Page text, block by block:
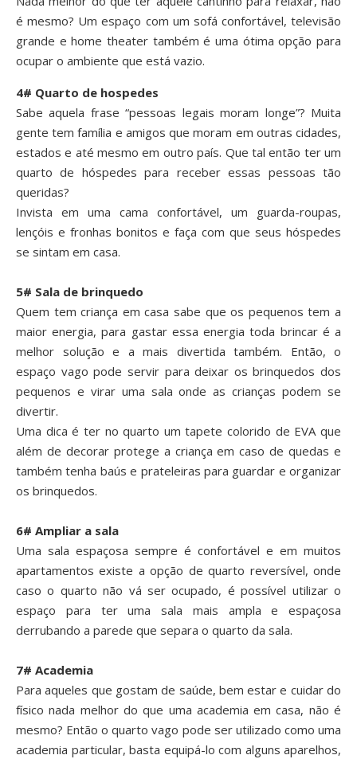
é mesmo? Um espaço com um sofá confortável, televisão
grande e home theater também é uma ótima opção para
ocupar o ambiente que está vazio.
4# Quarto de hospedes
Sabe aquela frase “pessoas legais moram longe”? Muita
gente tem família e amigos que moram em outras cidades,
estados e até mesmo em outro país. Que tal então ter um
quarto de hóspedes para receber essas pessoas tão
queridas?
Invista em uma cama confortável, um guarda-roupas,
lençóis e fronhas bonitos e faça com que seus hóspedes
se sintam em casa.
5# Sala de brinquedo
Quem tem criança em casa sabe que os pequenos tem a
maior energia, para gastar essa energia toda brincar é a
melhor solução e a mais divertida também. Então, o
espaço vago pode servir para deixar os brinquedos dos
pequenos e virar uma sala onde as crianças podem se
divertir.
Uma dica é ter no quarto um tapete colorido de EVA que
além de decorar protege a criança em caso de quedas e
também tenha baús e prateleiras para guardar e organizar
os brinquedos.
6# Ampliar a sala
Uma sala espaçosa sempre é confortável e em muitos
apartamentos existe a opção de quarto reversível, onde
caso o quarto não vá ser ocupado, é possível utilizar o
espaço para ter uma sala mais ampla e espaçosa
derrubando a parede que separa o quarto da sala.
7# Academia
Para aqueles que gostam de saúde, bem estar e cuidar do
físico nada melhor do que uma academia em casa, não é
mesmo? Então o quarto vago pode ser utilizado como uma
academia particular, basta equipá-lo com alguns aparelhos,